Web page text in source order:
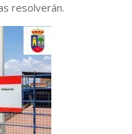
resolverán.